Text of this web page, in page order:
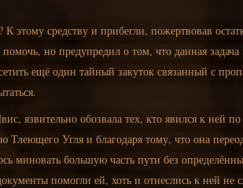
этому средству и прибегли, пожертвовав
но предупредил о том, что данная
ещё один тайный закуток связанный с
язвительно обозвала тех, кто явился к ней
Угля и благодаря тому, что она
миновать большую часть пути без
помогли ей, хоть и отнеслись к ней не